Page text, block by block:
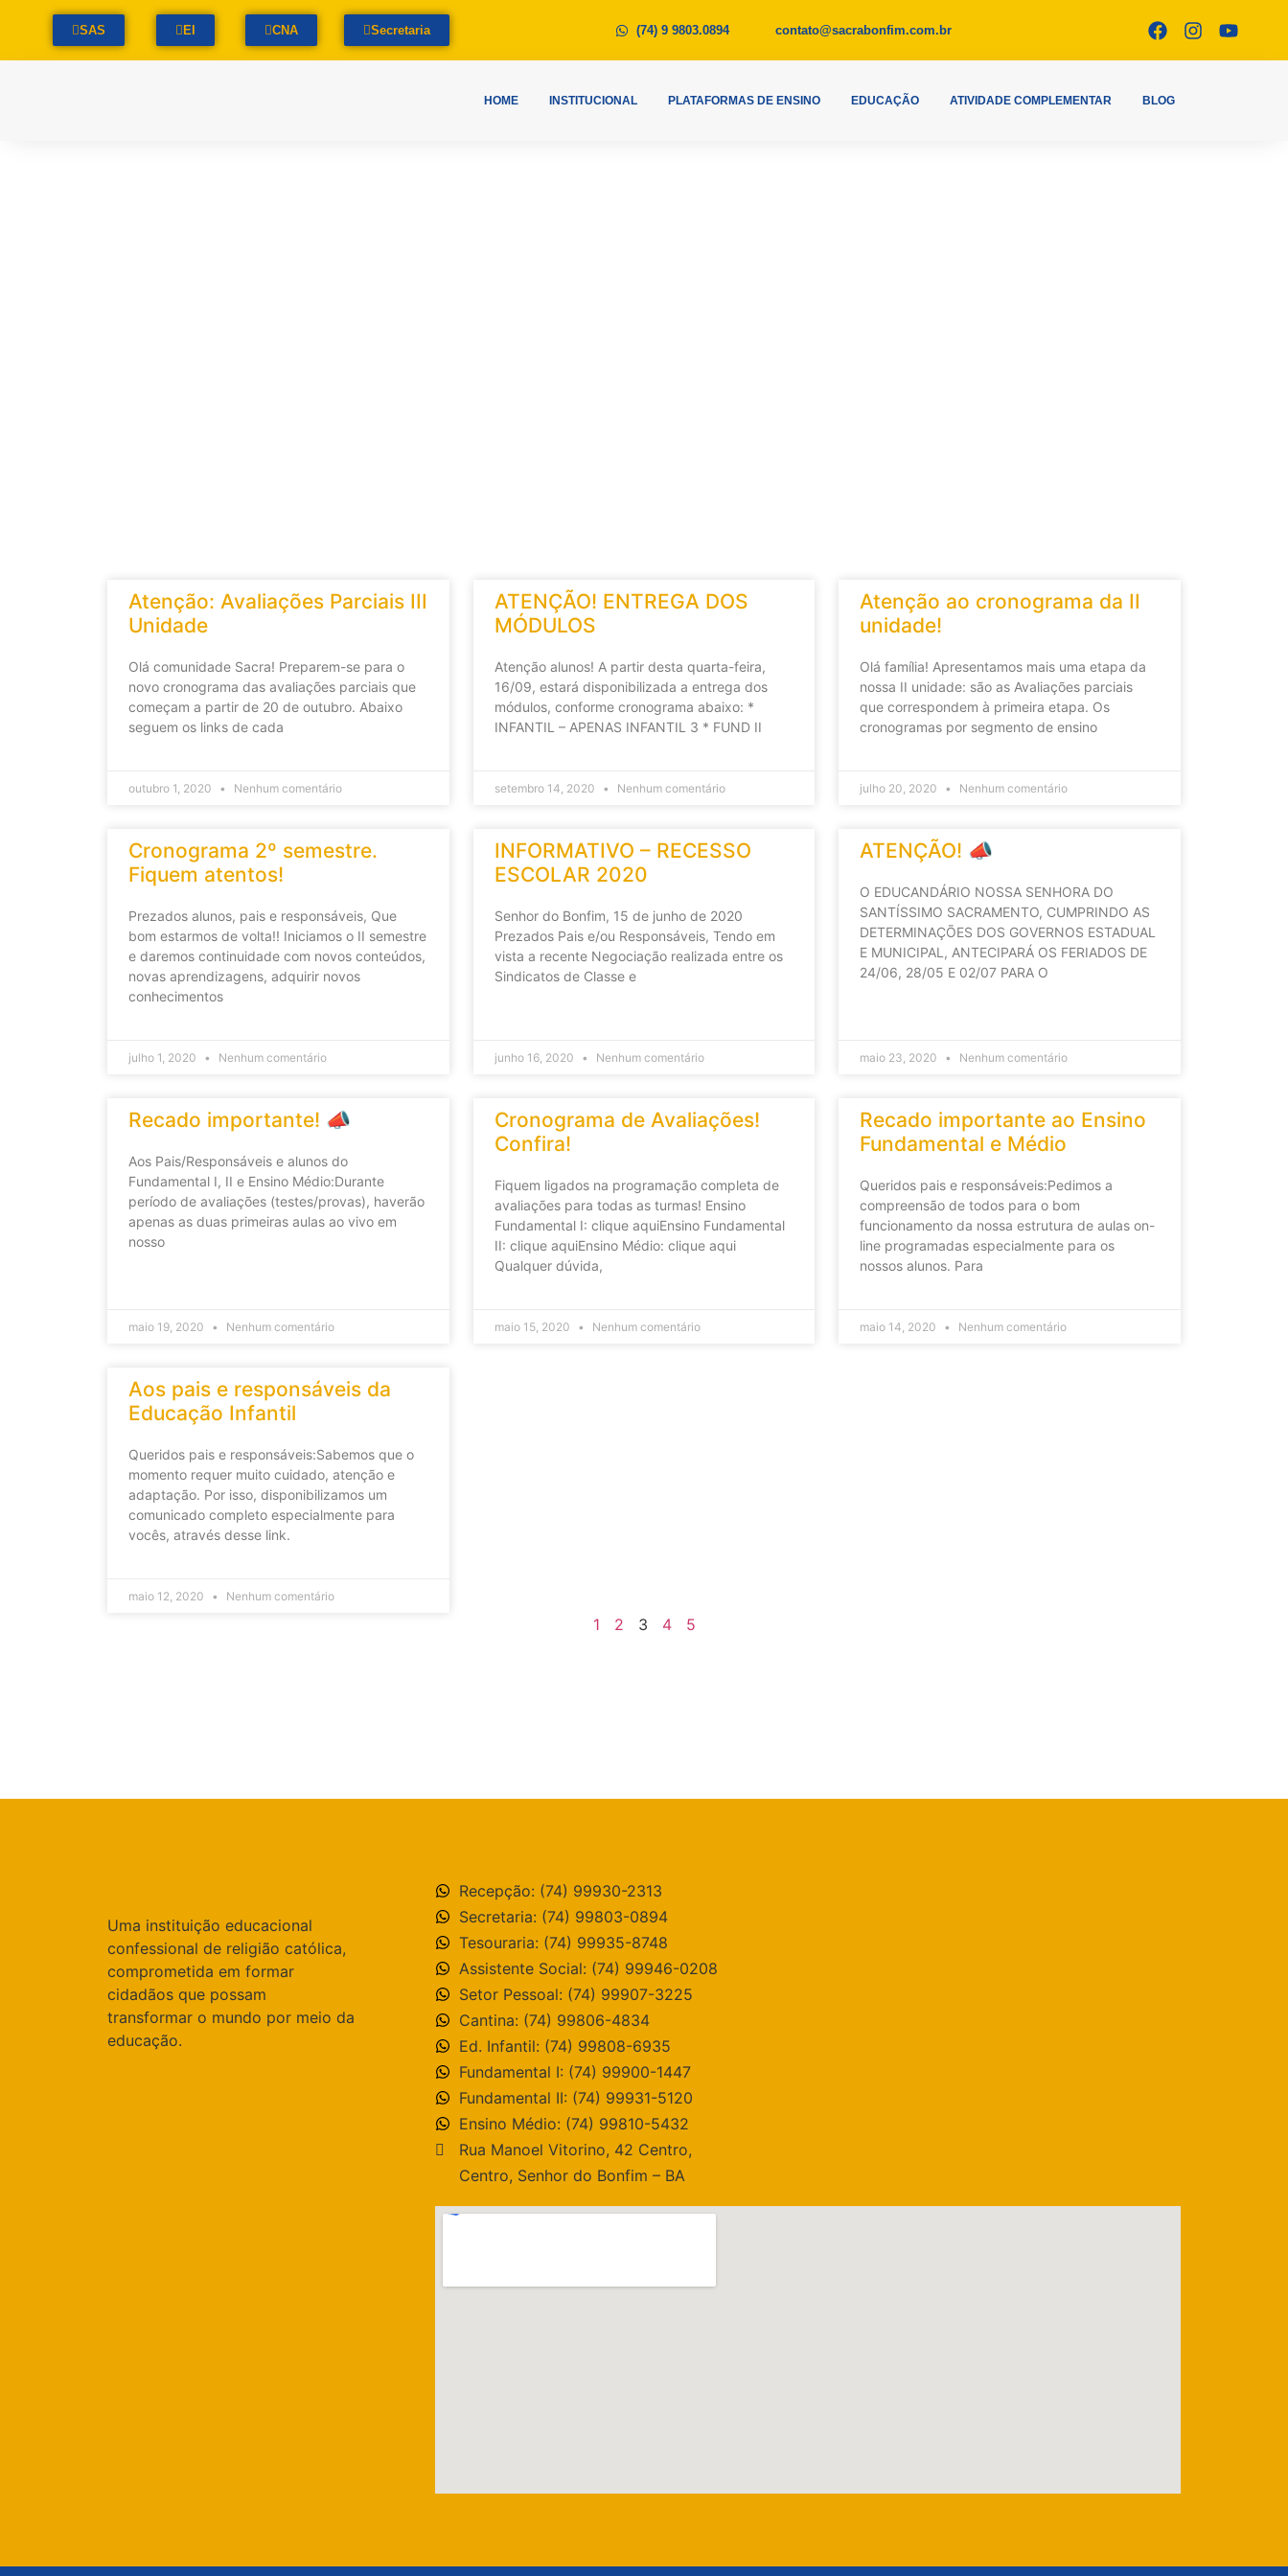
SAS EI CNA Secretaria (74) 9 9803.0894 contato@sacrabonfim.com.br
HOME INSTITUCIONAL PLATAFORMAS DE ENSINO EDUCAÇÃO ATIVIDADE COMPLEMENTAR BLOG
Atenção: Avaliações Parciais III
Unidade
Olá comunidade Sacra! Preparem-se para o
novo cronograma das avaliações parciais que
começam a partir de 20 de outubro. Abaixo
seguem os links de cada
outubro 1, 2020 Nenhum comentário
ATENÇÃO! ENTREGA DOS
MÓDULOS
Atenção alunos! A partir desta quarta-feira,
16/09, estará disponibilizada a entrega dos
módulos, conforme cronograma abaixo: *
INFANTIL – APENAS INFANTIL 3 * FUND II
setembro 14, 2020 Nenhum comentário
Atenção ao cronograma da II
unidade!
Olá família! Apresentamos mais uma etapa da
nossa II unidade: são as Avaliações parciais
que correspondem à primeira etapa. Os
cronogramas por segmento de ensino
julho 20, 2020 Nenhum comentário
Cronograma 2º semestre.
Fiquem atentos!
Prezados alunos, pais e responsáveis, Que
bom estarmos de volta!! Iniciamos o II semestre
e daremos continuidade com novos conteúdos,
novas aprendizagens, adquirir novos
conhecimentos
julho 1, 2020 Nenhum comentário
INFORMATIVO – RECESSO
ESCOLAR 2020
Senhor do Bonfim, 15 de junho de 2020
Prezados Pais e/ou Responsáveis, Tendo em
vista a recente Negociação realizada entre os
Sindicatos de Classe e
junho 16, 2020 Nenhum comentário
ATENÇÃO! 📣
O EDUCANDÁRIO NOSSA SENHORA DO
SANTÍSSIMO SACRAMENTO, CUMPRINDO AS
DETERMINAÇÕES DOS GOVERNOS ESTADUAL
E MUNICIPAL, ANTECIPARÁ OS FERIADOS DE
24/06, 28/05 E 02/07 PARA O
maio 23, 2020 Nenhum comentário
Recado importante! 📣
Aos Pais/Responsáveis e alunos do
Fundamental I, II e Ensino Médio:Durante
período de avaliações (testes/provas), haverão
apenas as duas primeiras aulas ao vivo em
nosso
maio 19, 2020 Nenhum comentário
Cronograma de Avaliações!
Confira!
Fiquem ligados na programação completa de
avaliações para todas as turmas! Ensino
Fundamental I: clique aquiEnsino Fundamental
II: clique aquiEnsino Médio: clique aqui
Qualquer dúvida,
maio 15, 2020 Nenhum comentário
Recado importante ao Ensino
Fundamental e Médio
Queridos pais e responsáveis:Pedimos a
compreensão de todos para o bom
funcionamento da nossa estrutura de aulas on-
line programadas especialmente para os
nossos alunos. Para
maio 14, 2020 Nenhum comentário
Aos pais e responsáveis da
Educação Infantil
Queridos pais e responsáveis:Sabemos que o
momento requer muito cuidado, atenção e
adaptação. Por isso, disponibilizamos um
comunicado completo especialmente para
vocês, através desse link.
maio 12, 2020 Nenhum comentário
1 2 3 4 5
Uma instituição educacional
confessional de religião católica,
comprometida em formar
cidadãos que possam
transformar o mundo por meio da
educação.
Recepção: (74) 99930-2313
Secretaria: (74) 99803-0894
Tesouraria: (74) 99935-8748
Assistente Social: (74) 99946-0208
Setor Pessoal: (74) 99907-3225
Cantina: (74) 99806-4834
Ed. Infantil: (74) 99808-6935
Fundamental I: (74) 99900-1447
Fundamental II: (74) 99931-5120
Ensino Médio: (74) 99810-5432
Rua Manoel Vitorino, 42 Centro,
Centro, Senhor do Bonfim – BA